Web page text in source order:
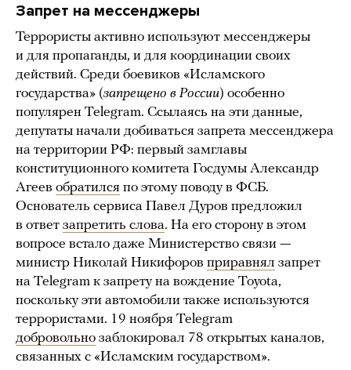
Запрет на мессенджеры
Террористы активно используют мессенджеры
и для пропаганды, и для координации своих
действий. Среди боевиков «Исламского
государства» (запрещено в России) особенно
популярен Telegram. Ссылаясь на эти данные,
депутаты начали добиваться запрета мессенджера
на территории РФ: первый замглавы
конституционного комитета Госдумы Александр
Агеев обратился по этому поводу в ФСБ.
Основатель сервиса Павел Дуров предложил
в ответ запретить слова. На его сторону в этом
вопросе встало даже Министерство связи —
министр Николай Никифоров приравнял запрет
на Telegram к запрету на вождение Toyota,
поскольку эти автомобили также используются
террористами. 19 ноября Telegram
добровольно заблокировал 78 открытых каналов,
связанных с «Исламским государством».